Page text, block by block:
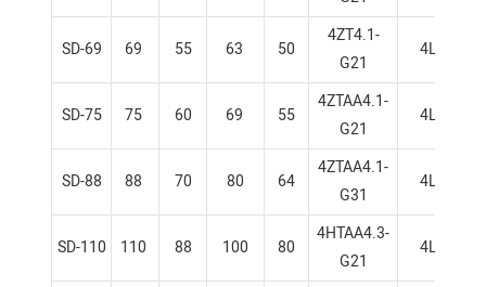
SD-69 69 55 63 50
4ZT4.1-
G21
4L
SD-75 75 60 69 55
4ZTAA4.1-
G21
4L
SD-88 88 70 80 64
4ZTAA4.1-
G31
4L
SD-110 110 88 100 80
4HTAA4.3-
G21
4L